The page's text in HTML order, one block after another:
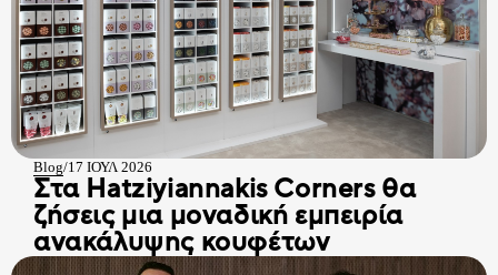
CHOCO BITS
HATZIYIANNAKIS
PROFESSIONAL
ΣΟΚΟΛΑΤΕΝΙΑ ΔΙΑΚΟΣΜΗΤΙΚΑ
ΚΑΣ ΚΑΣ
Όλα τα Διακοσμητικά
Όλα τα Choco Bits
Blog/17 ΙΟΥΛ 2026
Στα Hatziyiannakis Corners θα
ζήσεις μια μοναδική εμπειρία
ανακάλυψης κουφέτων